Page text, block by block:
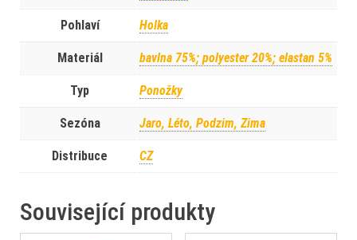
Pohlaví Holka
Materiál bavlna 75%; polyester 20%; elastan 5%
Typ Ponožky
Sezóna Jaro, Léto, Podzim, Zima
Distribuce CZ
Související produkty